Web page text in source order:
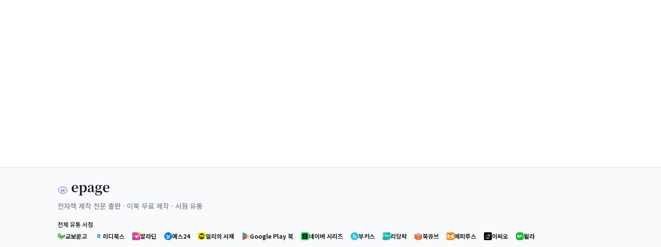
전자책 제작 전문 출판 · 이북 무료 제작 · 서점 유통
전체 유통 서점
교보문고
리디북스 알라딘 예스24 밀리의 서재 Google Play 북 네이버 시리즈 부커스 리딩락 북큐브 에피루스 이씨오 윌라